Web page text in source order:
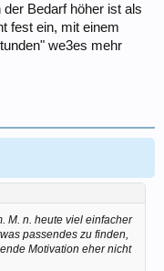
Bedarf höher ist als
fest ein, mit einem
we3es mehr
M. n. heute viel einfacher
passendes zu finden,
Motivation eher nicht